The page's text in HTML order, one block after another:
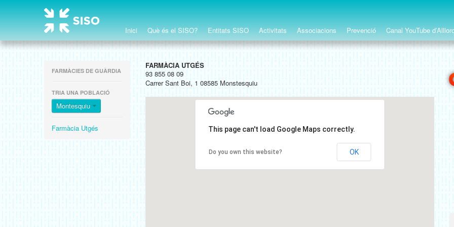
Inici Què és el SISO? Entitats SISO Activitats Associacions Prevenció Canal YouTube
FARMÀCIES DE GUÀRDIA
TRIA UNA POBLACIÓ
Montesquiu
Farmàcia Utgés
FARMÀCIA UTGÉS
93 855 08 09
Carrer Sant Boi, 1 08585 Monstesquiu
This page can't load Google Maps correctly.
Do you own this website? OK